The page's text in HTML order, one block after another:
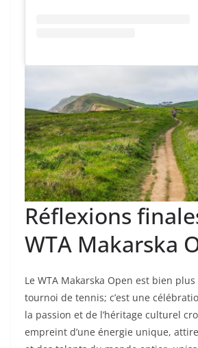
Réflexions
WTA Makarska
Le WTA Makarska Open est bien plus
tournoi de tennis; c’est une
la passion et de l’héritage culturel
empreint d’une énergie unique,